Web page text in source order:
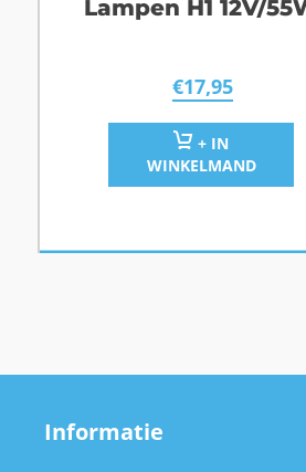
Lampen H1 12V/
€17,95
+ IN
WINKELMAND
Informatie